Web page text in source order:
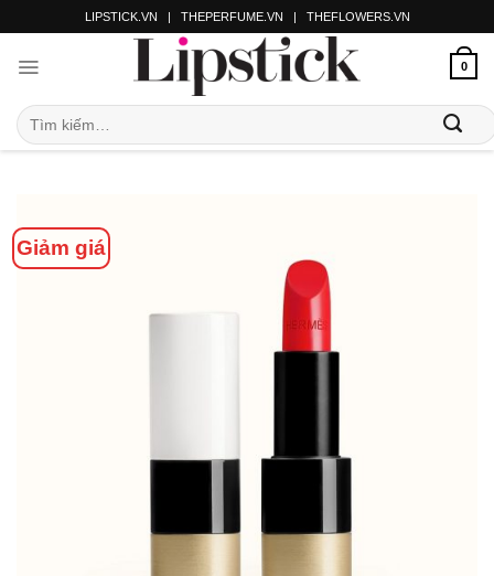
LIPSTICK.VN | THEPERFUME.VN | THEFLOWERS.VN
0
Giảm giá